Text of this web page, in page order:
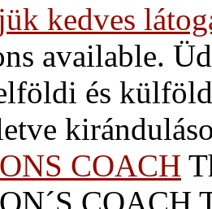
kedves
available.
és
COACH
COACH